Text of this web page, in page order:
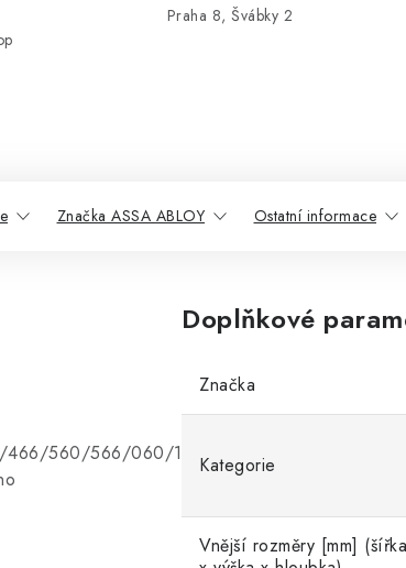
Praha 8, Švábky 2
Značka ASSA ABLOY Ostatní informace
560/566/060/160
Doplňkové
Značka
Kategorie
Vnější rozměry [mm] (šířka